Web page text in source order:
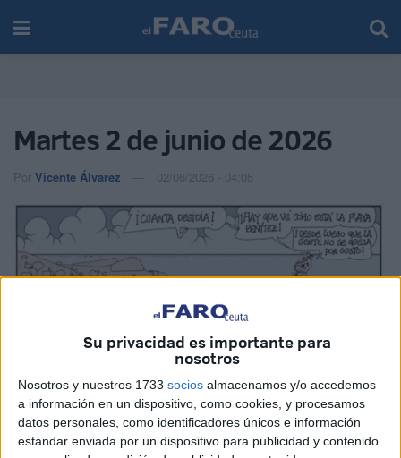
Su privacidad es importante para
nosotros
Nosotros y nuestros 1733 socios almacenamos y/o accedemos
a información en un dispositivo, como cookies, y procesamos
datos personales, como identificadores únicos e información
estándar enviada por un dispositivo para publicidad y contenido
Martes 2 de junio de 2026
Por Vicente Álvarez 02/06/2026 - 04:05
Related Posts